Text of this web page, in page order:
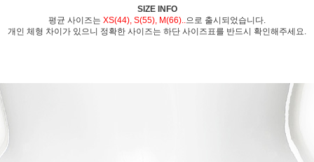
SIZE INFO
평균 사이즈는 XS(44), S(55), M(66)..으로 출시되었습니다.
개인 체형 차이가 있으니 정확한 사이즈는 하단 사이즈표를 반드시 확인해주세요.